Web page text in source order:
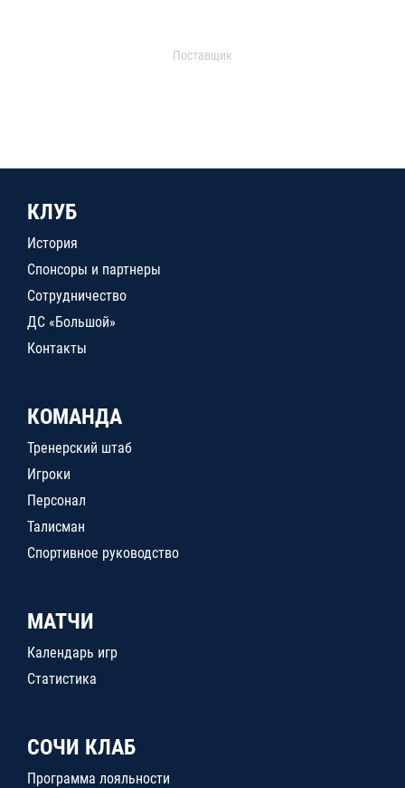
Поставщик
КЛУБ
История
Спонсоры и партнеры
Сотрудничество
ДС «Большой»
Контакты
КОМАНДА
Тренерский штаб
Игроки
Персонал
Талисман
Спортивное руководство
МАТЧИ
Календарь игр
Статистика
СОЧИ КЛАБ
Программа лояльности